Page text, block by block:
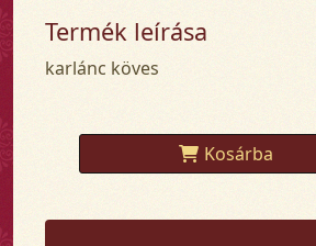
Termék leírása
karlánc köves
Kosárba